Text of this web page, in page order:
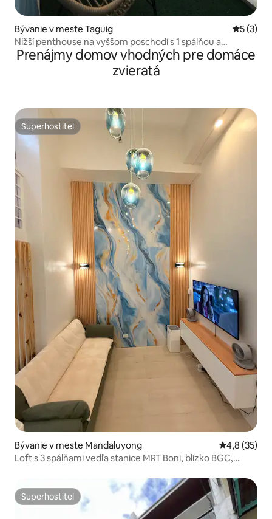
Bývanie v meste Taguig
5 (3)
Nižší penthouse na vyššom poschodí s 1 spálňou a
balkónom s výhľadom na východ slnka
Prenájmy domov vhodných pre domáce
zvieratá
Superhostiteľ
Superhostiteľ
Bývanie v meste Mandaluyong Priemerné
4,8 (35)
Loft s 3 spálňami vedľa stanice MRT Boni, blízko BGC,
Superhostiteľ
Superhostiteľ